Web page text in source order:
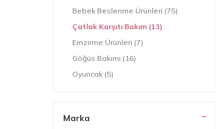
Bebek Beslenme Ürünleri (75)
Çatlak Karşıtı Bakım (13)
Emzirme Ürünleri (7)
Göğüs Bakımı (16)
Oyuncak (5)
Marka